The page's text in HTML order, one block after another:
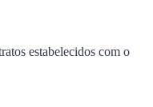
estabelecidos com o